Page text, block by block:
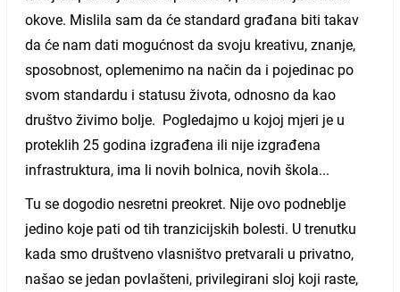
okove. Mislila sam da će standard građana biti takav
da će nam dati mogućnost da svoju kreativu, znanje,
sposobnost, oplemenimo na način da i pojedinac po
svom standardu i statusu života, odnosno da kao
društvo živimo bolje. Pogledajmo u kojoj mjeri je u
proteklih 25 godina izgrađena ili nije izgrađena
infrastruktura, ima li novih bolnica, novih škola...
Tu se dogodio nesretni preokret. Nije ovo podneblje
jedino koje pati od tih tranzicijskih bolesti. U trenutku
kada smo društveno vlasništvo pretvarali u privatno,
našao se jedan povlašteni, privilegirani sloj koji raste,